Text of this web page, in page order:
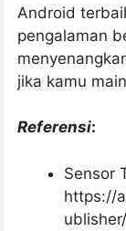
Android
pengalaman
jika kamu
Referensi:
Sensor
https://